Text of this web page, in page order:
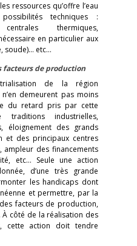
ressources qu’offre l’eau
techniques :
thermiques,
en particulier aux
soude)… etc…
facteurs de production
de la région
demeurent pas moins
du retard pris par cette
industrielles,
éloignement des grands
et des principaux centres
ampleur des financements
etc… Seule une action
d’une très grande
les handicaps dont
et permettre, par la
facteurs de production,
À côté de la réalisation des
cette action doit tendre